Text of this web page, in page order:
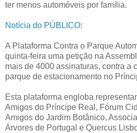
ter menos automóveis por família.
Notícia do PÚBLICO:
A Plataforma Contra o Parque
quinta-feira uma petição na
mais de 4000 assinaturas, contra a
parque de estacionamento no
Esta plataforma engloba
Amigos do Príncipe Real, Fórum
Amigos do Jardim Botânico,
Árvores de Portugal e Quercus